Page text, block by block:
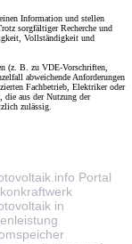
Information und stellen
sorgfältiger Recherche und
Vollständigkeit und
(z. B. zu VDE-Vorschriften,
abweichende Anforderungen
Fachbetrieb, Elektriker oder
die aus der Nutzung der
zulässig.
Portal
in